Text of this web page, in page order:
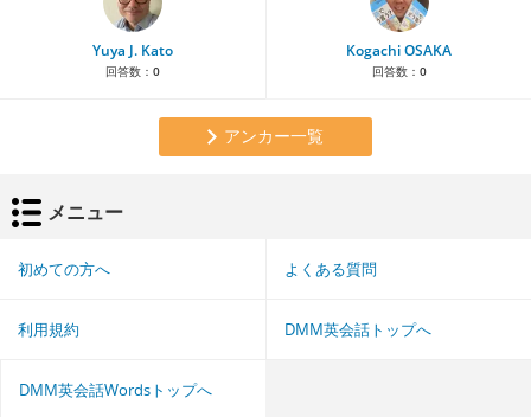
Yuya J. Kato
回答数： 0
Kogachi OSAKA
回答数： 0
アンカー一覧
メニュー
初めての方へ よくある質問
利用規約 DMM英会話トップへ
DMM英会話Wordsトップへ